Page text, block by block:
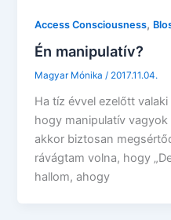
Access Consciousness,
Én manipulatív?
Magyar Mónika/ 2017.11.04.
Ha tíz évvel ezelőtt
hogy manipulatív
akkor biztosan
rávágtam volna, hogy
hallom, ahogy